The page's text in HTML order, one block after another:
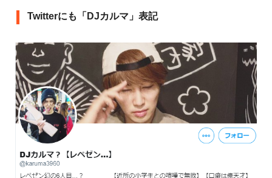
Twitterにも「DJカルマ」表記